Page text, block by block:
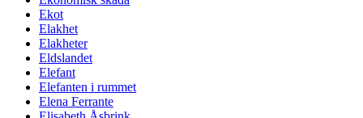
Ekot
Elakhet
Elakheter
Eldslandet
Elefant
Elefanten i rummet
Elena Ferrante